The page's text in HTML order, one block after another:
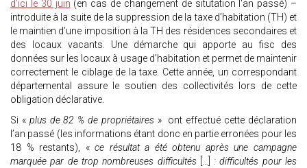
d’ici le 30 juin (en cas de changement de situtation l'an passé) –
introduite à la suite de la suppression de la taxe d’habitation (TH) et
le maintien d’une imposition à la TH des résidences secondaires et
des locaux vacants. Une démarche qui apporte au fisc des
données sur les locaux à usage d'habitation et permet de maintenir
correctement le ciblage de la taxe. Cette année, un correspondant
départemental assure le soutien des collectivités lors de cette
obligation déclarative.
Si «plus de 82 % de propriétaires» ont effectué cette déclaration
l’an passé (les informations étant donc en partie erronées pour les
18 % restants), «ce résultat a été obtenu après une campagne
marquée par de trop nombreuses difficultés […]: difficultés pour les